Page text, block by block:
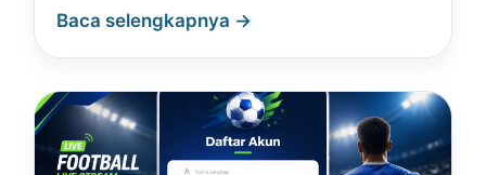
Baca selengkapnya →